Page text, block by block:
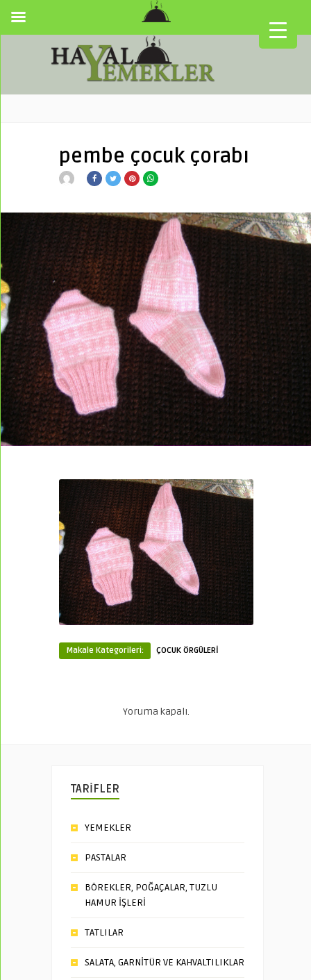
▼
pembe çocuk çorabı
Makale Kategorileri: ÇOCUK ÖRGÜLERİ
Yoruma kapalı.
TARİFLER
YEMEKLER
PASTALAR
BÖREKLER, POĞAÇALAR, TUZLU
HAMUR İŞLERİ
TATLILAR
SALATA, GARNİTÜR VE KAHVALTILIKLAR